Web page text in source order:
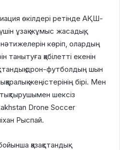
өкілдері ретінде АҚШ-
ұзақ жұмыс жасадық,
көріп, олардың
танытуға қабілетті екенін
дрон-футболдың шын
жеңістерінің бірі. Мен
шексіз
Drone Soccer
Рыспай.
қазақстандық